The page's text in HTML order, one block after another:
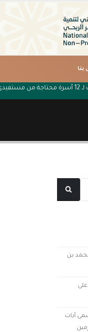
بنا
من مستفيدي جمعية البر الخيرية بتصلال
بن
على
آيات